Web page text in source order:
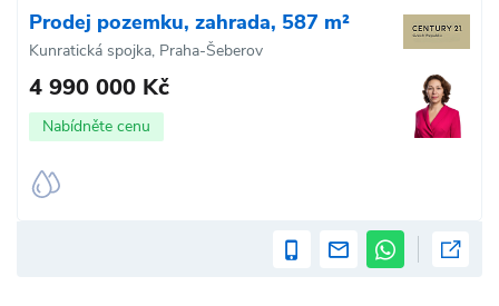
Prodej pozemku, zahrada, 587 m²
Kunratická spojka, Praha-Šeberov
4 990 000 Kč
Nabídněte cenu